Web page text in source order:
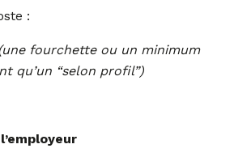
:
fourchette ou un minimum
qu’un “selon profil”)